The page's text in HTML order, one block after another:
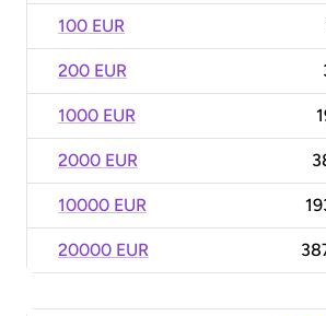
100 EUR
200 EUR
1000 EUR
2000 EUR
10000 EUR
20000 EUR